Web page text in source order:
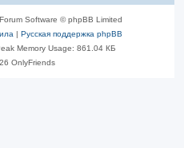
Software © phpBB Limited
| Русская поддержка phpBB
Memory Usage: 861.04 КБ
OnlyFriends